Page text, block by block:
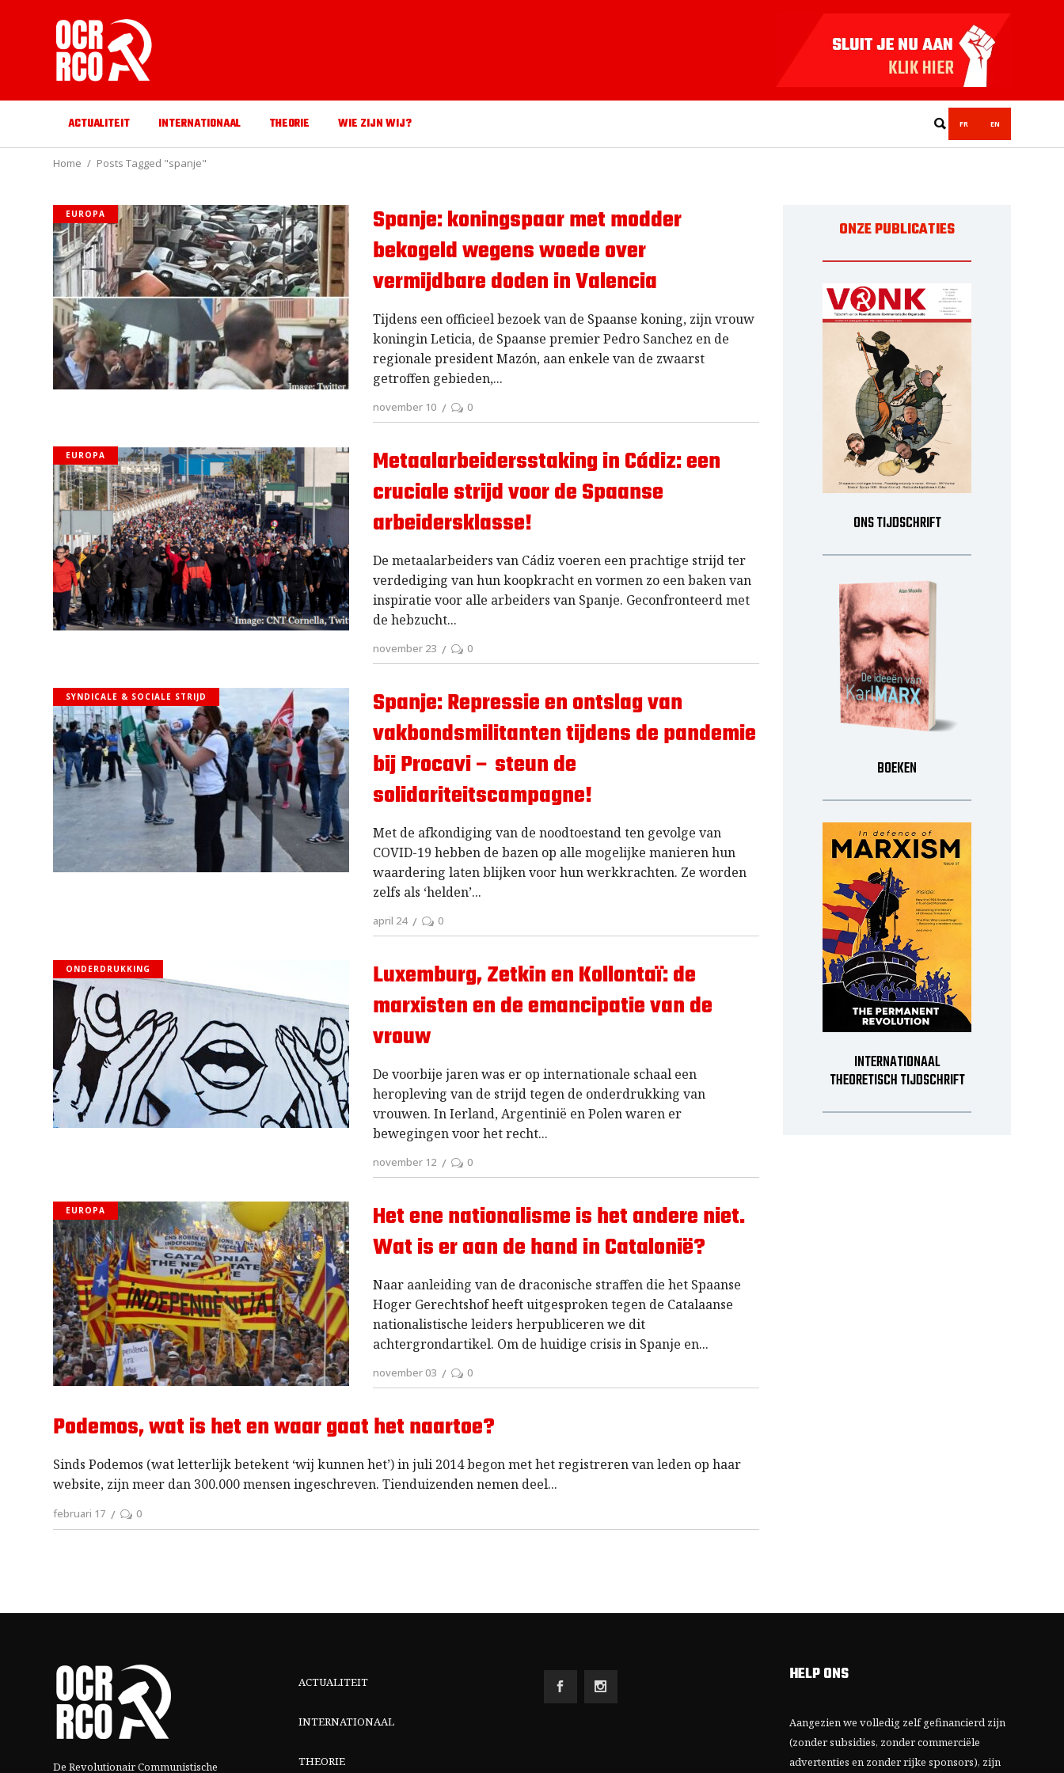
ACTUALITEIT INTERNATIONAAL THEORIE WIE ZIJN WIJ? FR EN
Home Posts Tagged "spanje"
EUROPA
Spanje: koningspaar met modder
bekogeld wegens woede over
vermijdbare doden in Valencia
Tijdens een officieel bezoek van de Spaanse koning, zijn vrouw
koningin Leticia, de Spaanse premier Pedro Sanchez en de
regionale president Mazón, aan enkele van de zwaarst
getroffen gebieden,
november 10 0
EUROPA
Metaalarbeidersstaking in Cádiz: een
cruciale strijd voor de Spaanse
arbeidersklasse!
De metaalarbeiders van Cádiz voeren een prachtige strijd ter
verdediging van hun koopkracht en vormen zo een baken van
inspiratie voor alle arbeiders van Spanje. Geconfronteerd met
de hebzucht
november 23 0
SYNDICALE & SOCIALE STRIJD
Spanje: Repressie en ontslag van
vakbondsmilitanten tijdens de pandemie
bij Procavi – steun de
solidariteitscampagne!
Met de afkondiging van de noodtoestand ten gevolge van
COVID-19 hebben de bazen op alle mogelijke manieren hun
waardering laten blijken voor hun werkkrachten. Ze worden
zelfs als ‘helden’
april 24 0
ONDERDRUKKING
Luxemburg, Zetkin en Kollontaï: de
marxisten en de emancipatie van de
vrouw
De voorbije jaren was er op internationale schaal een
heropleving van de strijd tegen de onderdrukking van
vrouwen. In Ierland, Argentinië en Polen waren er
bewegingen voor het recht
november 12 0
EUROPA
Het ene nationalisme is het andere niet.
Wat is er aan de hand in Catalonië?
Naar aanleiding van de draconische straffen die het Spaanse
Hoger Gerechtshof heeft uitgesproken tegen de Catalaanse
nationalistische leiders herpubliceren we dit
achtergrondartikel. Om de huidige crisis in Spanje en
november 03 0
Podemos, wat is het en waar gaat het naartoe?
Sinds Podemos (wat letterlijk betekent ‘wij kunnen het’) in juli 2014 begon met het registreren van leden op haar
website, zijn meer dan 300.000 mensen ingeschreven. Tienduizenden nemen deel
februari 17 0
ONZE PUBLICATIES
ONS TIJDSCHRIFT
BOEKEN
INTERNATIONAAL
THEORETISCH TIJDSCHRIFT
De Revolutionair Communistische
ACTUALITEIT
INTERNATIONAAL
THEORIE
HELP ONS
Aangezien we volledig zelf gefinancierd zijn
(zonder subsidies, zonder commerciële
advertenties en zonder rijke sponsors), zijn